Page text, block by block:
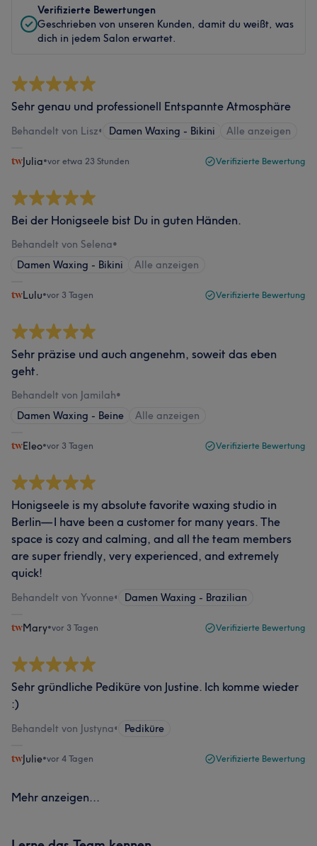
Verifizierte Bewertungen
Geschrieben von unseren Kunden, damit du weißt, was
dich in jedem Salon erwartet.
Sehr genau und professionell Entspannte Atmosphäre
Behandelt von Lisz• Damen Waxing - Bikini Alle anzeigen
Julia•vor etwa 23 Stunden Verifizierte Bewertung
Bei der Honigseele bist Du in guten Händen.
Behandelt von Selena•
Damen Waxing - Bikini
Alle anzeigen
Lulu•vor 3 Tagen Verifizierte Bewertung
Sehr präzise und auch angenehm, soweit das eben
geht.
Behandelt von Jamilah•
Damen Waxing - Beine
Alle anzeigen
Eleo•vor 3 Tagen Verifizierte Bewertung
Honigseele is my absolute favorite waxing studio in
Berlin— I have been a customer for many years. The
space is cozy and calming, and all the team members
are super friendly, very experienced, and extremely
quick!
Behandelt von Yvonne• Damen Waxing - Brazilian
Mary•vor 3 Tagen Verifizierte Bewertung
Sehr gründliche Pediküre von Justine. Ich komme wieder
:)
Behandelt von Justyna• Pediküre
Julie•vor 4 Tagen Verifizierte Bewertung
Mehr anzeigen...